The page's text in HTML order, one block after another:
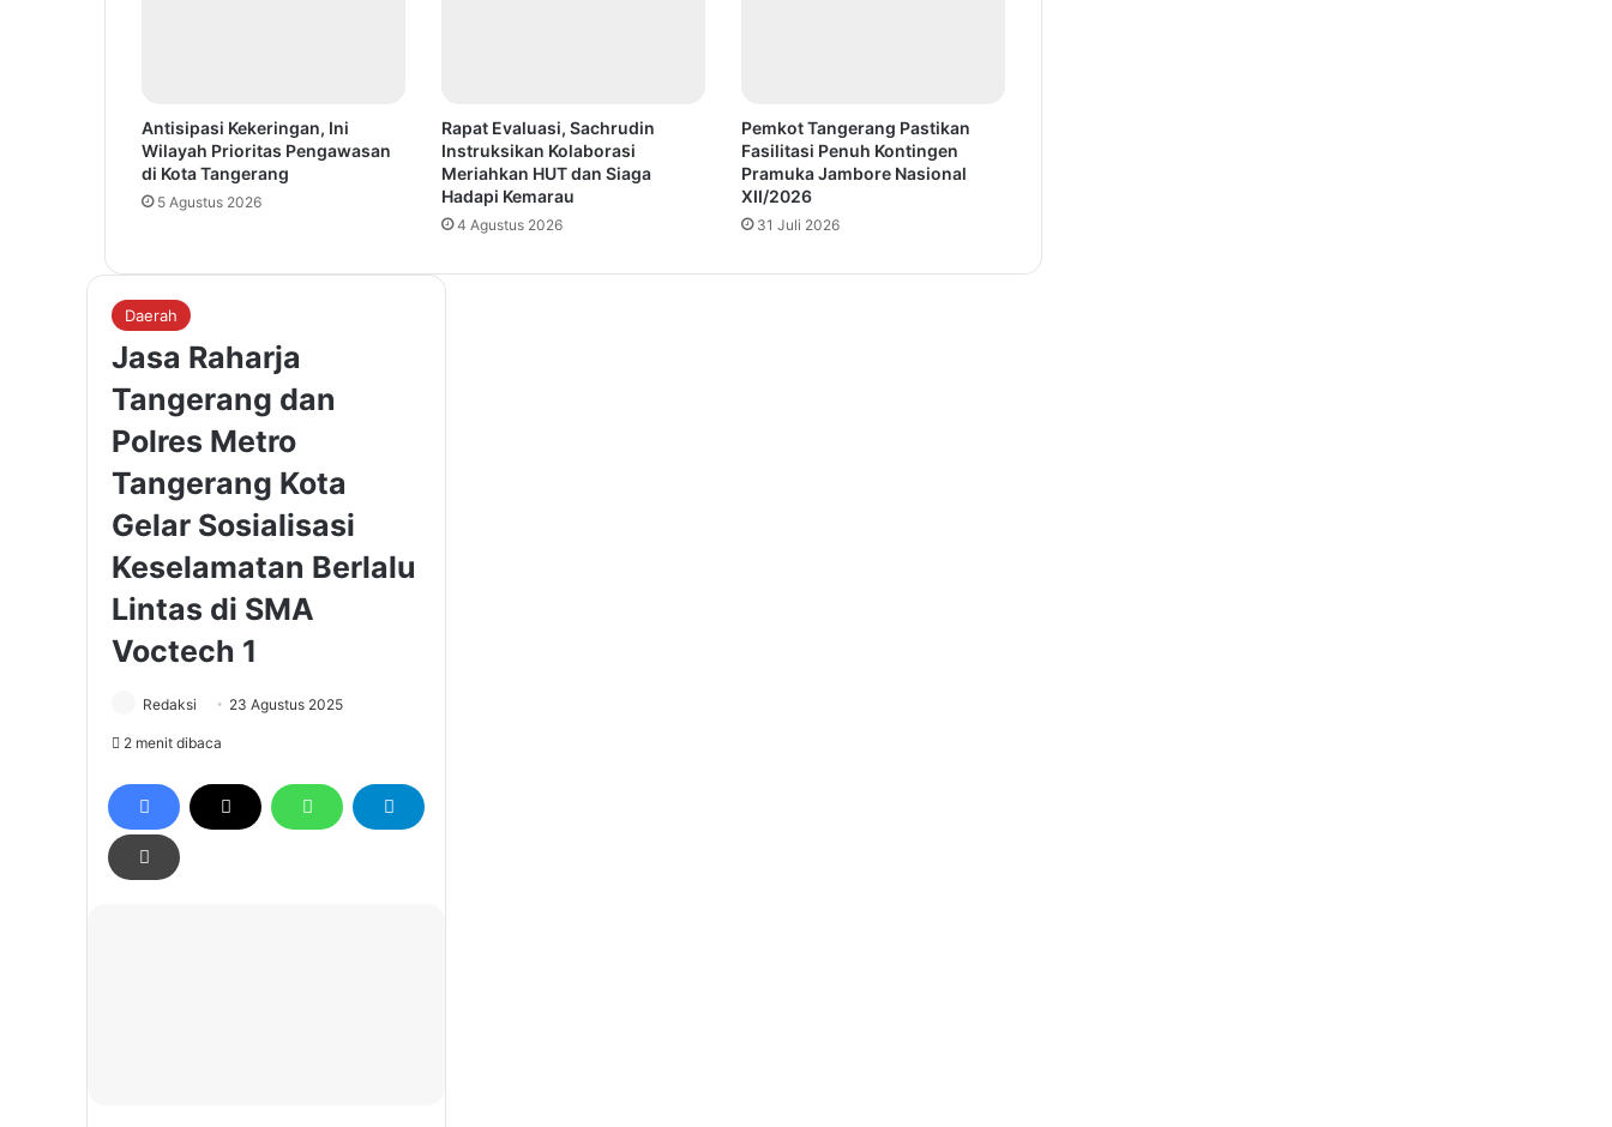
Antisipasi Kekeringan, Ini
Wilayah Prioritas Pengawasan
di Kota Tangerang
5 Agustus 2026
Rapat Evaluasi, Sachrudin
Instruksikan Kolaborasi
Meriahkan HUT dan Siaga
Hadapi Kemarau
4 Agustus 2026
Pemkot Tangerang Pastikan
Fasilitasi Penuh Kontingen
Pramuka Jambore Nasional
XII/2026
31 Juli 2026